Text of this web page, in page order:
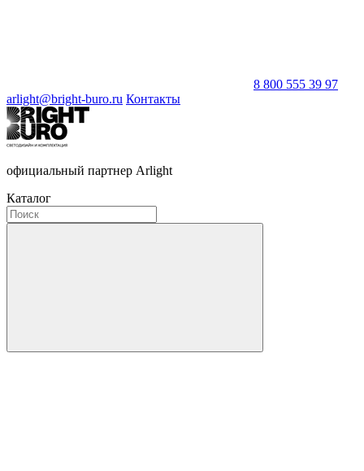
8 800 555 39 97
arlight@bright-buro.ru Контакты
официальный партнер Arlight
Каталог